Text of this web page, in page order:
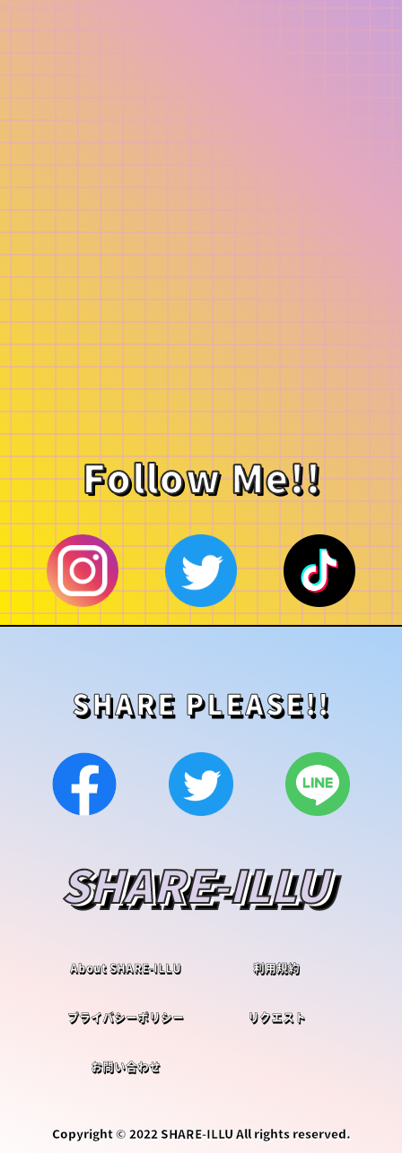
Follow Me!!
SHARE PLEASE!!
SHARE-ILLU
SHARE-ILLU
About SHARE-ILLU 利用規約
プライバシーポリシー リクエスト
お問い合わせ
Copyright © 2022 SHARE-ILLU All rights reserved.